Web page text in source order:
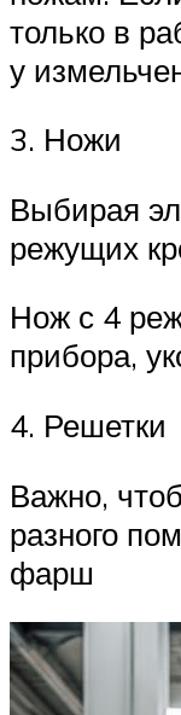
только в
у
3. Ножи
Выбирая
режущих
Нож с 4
прибора,
4. Решетки
Важно,
разного
фарш